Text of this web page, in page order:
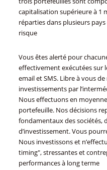
capitalisation supérieure à 1
réparties dans plusieurs
risque
Vous êtes alerté pour
effectivement exécutées sur
email et SMS. Libre à vous
investissements par
Nous effectuons en
portefeuille. Nos décisions
fondamentaux des sociétés,
d’investissement. Vous
Nous investissons et
timing", stressantes et
performances à long terme